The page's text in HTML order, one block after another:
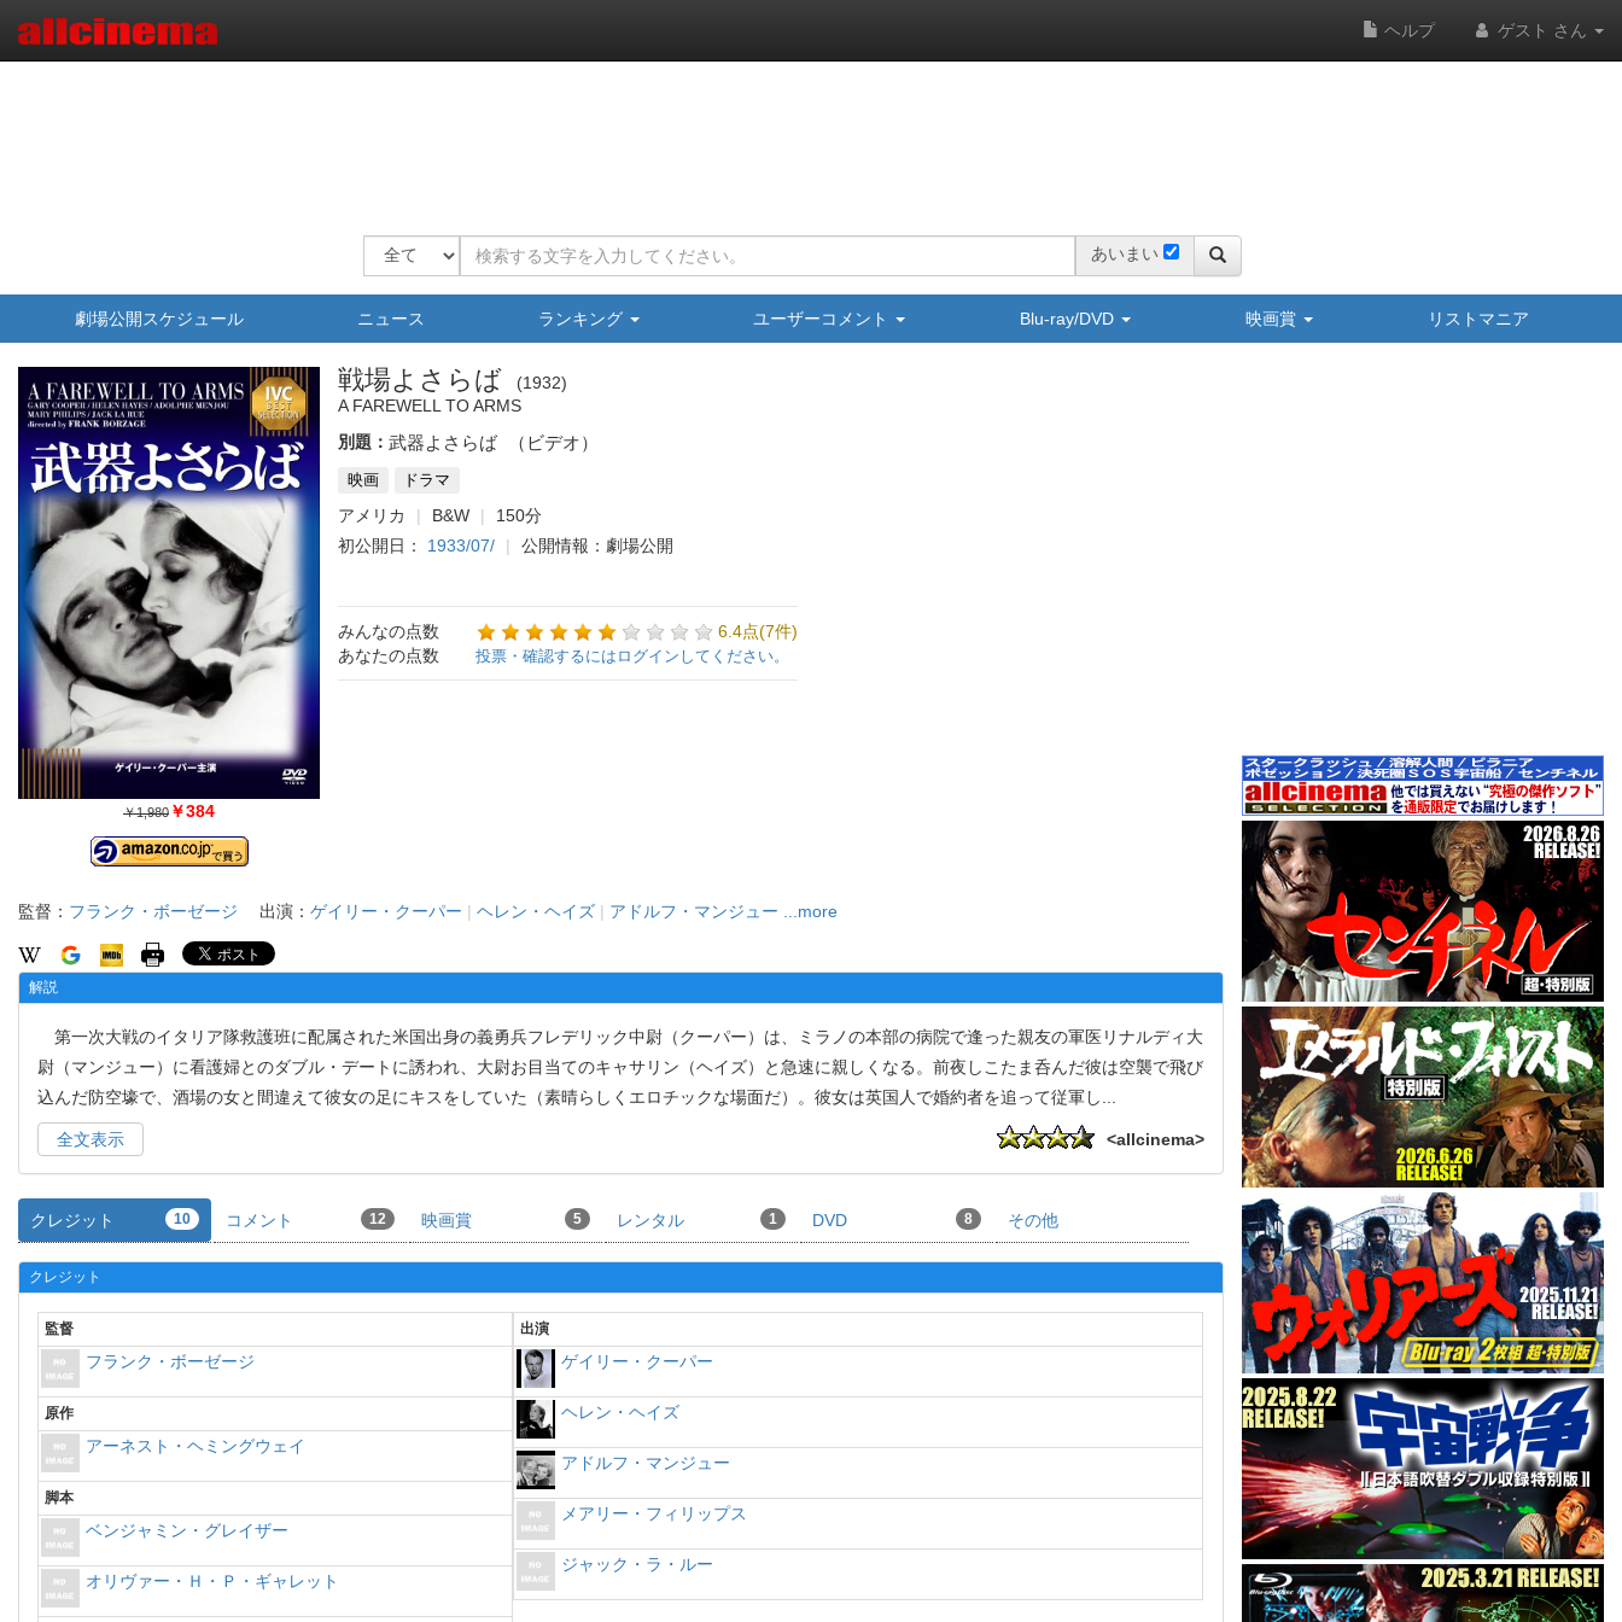
ヘルプ ゲスト さん
あいまい
劇場公開スケジュール ニュース ランキング ユーザーコメント Blu-ray/DVD 映画賞 リストマニア
￥1,980 ￥384
戦場よさらば
1932
A FAREWELL TO ARMS
別題： 武器よさらば （ビデオ）
映画 ドラマ
アメリカ B&W
150分
初公開日： 1933/07/ 公開情報：劇場公開
みんなの点数
6.4点(7件)
あなたの点数
投票・確認するにはログインしてください。
監督： フランク・ボーゼージ 出演： ゲイリー・クーパー | ヘレン・ヘイズ | アドルフ・マンジュー ...more
解説
第一次大戦のイタリア隊救護班に配属された米国出身の義勇兵フレデリック中尉（クーパー）は、ミラノの本部の病院で逢った親友の軍医リナルディ大
尉（マンジュー）に看護婦とのダブル・デートに誘われ、大尉お目当てのキャサリン（ヘイズ）と急速に親しくなる。前夜しこたま呑んだ彼は空襲で飛び
込んだ防空壕で、酒場の女と間違えて彼女の足にキスをしていた（素晴らしくエロチックな場面だ）。彼女は英国人で婚約者を追って従軍し
全文表示 <allcinema>
クレジット 10 コメント 12 映画賞 5 レンタル 1 DVD 8 その他
クレジット
監督
フランク・ボーゼージ
原作
アーネスト・ヘミングウェイ
脚本
ベンジャミン・グレイザー
オリヴァー・Ｈ・Ｐ・ギャレット
出演
ゲイリー・クーパー
ヘレン・ヘイズ
アドルフ・マンジュー
メアリー・フィリップス
ジャック・ラ・ルー